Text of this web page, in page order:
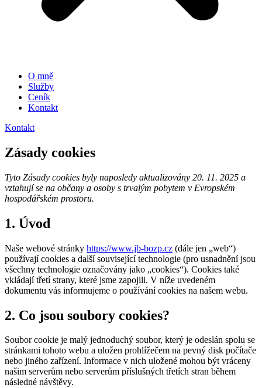
O mně
Služby
Ceník
Kontakt
Kontakt
Zásady cookies
Tyto Zásady cookies byly naposledy aktualizovány 20. 11. 2025 a
vztahují se na občany a osoby s trvalým pobytem v Evropském
hospodářském prostoru.
1. Úvod
Naše webové stránky https://www.jb-bozp.cz (dále jen „web“)
používají cookies a další související technologie (pro usnadnění jsou
všechny technologie označovány jako „cookies“). Cookies také
vkládají třetí strany, které jsme zapojili. V níže uvedeném
dokumentu vás informujeme o používání cookies na našem webu.
2. Co jsou soubory cookies?
Soubor cookie je malý jednoduchý soubor, který je odeslán spolu se
stránkami tohoto webu a uložen prohlížečem na pevný disk počítače
nebo jiného zařízení. Informace v nich uložené mohou být vráceny
našim serverům nebo serverům příslušných třetích stran během
následné návštěvy.